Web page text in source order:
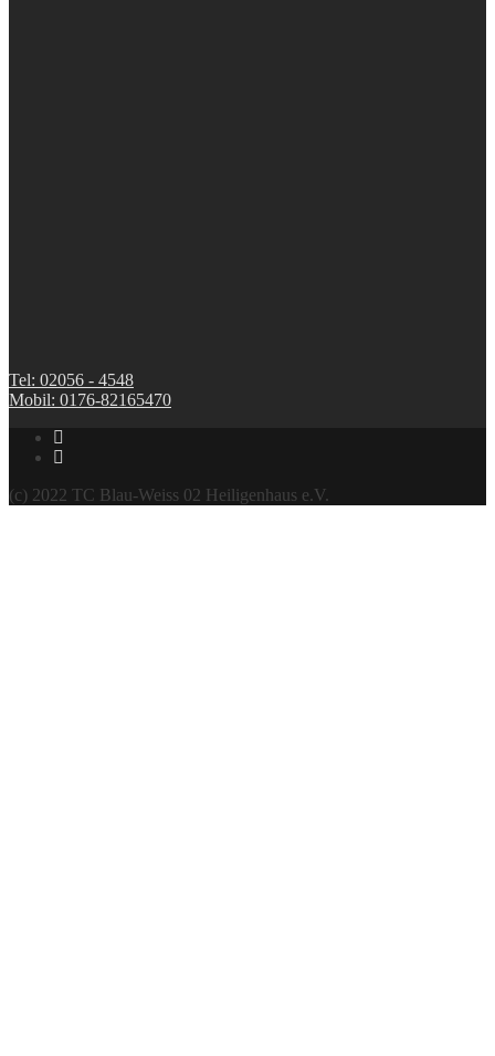
Tel: 02056 - 4548
Mobil: 0176-82165470
(c) 2022 TC Blau-Weiss 02 Heiligenhaus e.V.